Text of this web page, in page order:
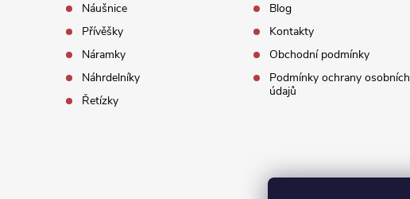
Náušnice
Přívěšky
Náramky
Náhrdelníky
Řetízky
Blog
Kontakty
Obchodní podmínky
Podmínky ochrany osobních
údajů